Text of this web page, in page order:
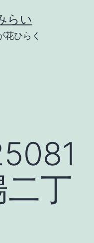
らい
花ひらく
丁